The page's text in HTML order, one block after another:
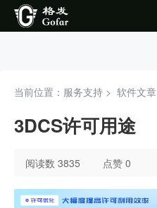
当前位置：服务支持 > 软件文章
3DCS许可用途
阅读数 3835 点赞 0